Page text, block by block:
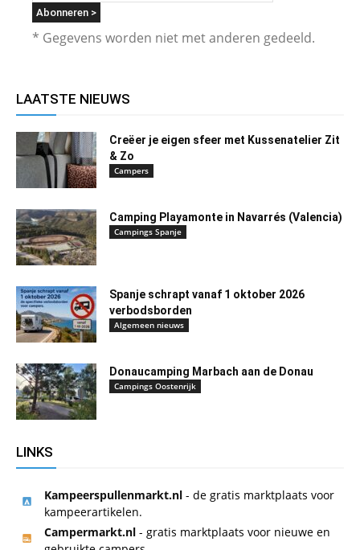
* Gegevens worden niet met anderen gedeeld.
LAATSTE NIEUWS
Creëer je eigen sfeer met Kussenatelier Zit
& Zo
Campers
Camping Playamonte in Navarrés (Valencia)
Campings Spanje
Spanje schrapt vanaf 1 oktober 2026
verbodsborden
Algemeen nieuws
Donaucamping Marbach aan de Donau
Campings Oostenrijk
LINKS
Kampeerspullenmarkt.nl - de gratis marktplaats voor
kampeerartikelen.
Campermarkt.nl - gratis marktplaats voor nieuwe en